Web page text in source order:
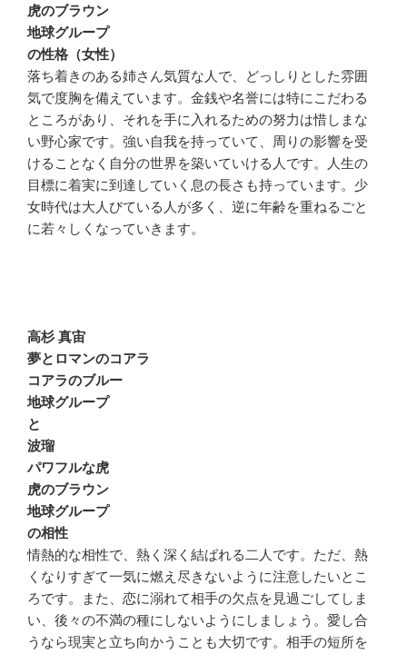
虎のブラウン
地球グループ
の性格（女性）
落ち着きのある姉さん気質な人で、どっしりとした雰囲
気で度胸を備えています。金銭や名誉には特にこだわる
ところがあり、それを手に入れるための努力は惜しまな
い野心家です。強い自我を持っていて、周りの影響を受
けることなく自分の世界を築いていける人です。人生の
目標に着実に到達していく息の長さも持っています。少
女時代は大人びている人が多く、逆に年齢を重ねるごと
に若々しくなっていきます。
高杉 真宙
夢とロマンのコアラ
コアラのブルー
地球グループ
と
波瑠
パワフルな虎
虎のブラウン
地球グループ
の相性
情熱的な相性で、熱く深く結ばれる二人です。ただ、熱
くなりすぎて一気に燃え尽きないように注意したいとこ
ろです。また、恋に溺れて相手の欠点を見過ごしてしま
い、後々の不満の種にしないようにしましょう。愛し合
うなら現実と立ち向かうことも大切です。相手の短所を